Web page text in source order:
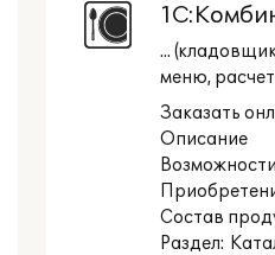
...
меню,
Заказать
Описание
Возможности
Состав
Раздел: